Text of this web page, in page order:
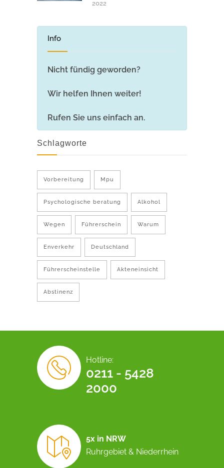
2022
Info
Nicht fündig geworden?
Wir helfen Ihnen weiter!
Rufen Sie uns einfach an.
Schlagworte
Vorbereitung Mpu
Psychologische beratung Alkohol
Wegen Führerschein Warum
Enverkehr Deutschland
Führerscheinstelle Akteneinsicht
Abstinenz
Hotline:
0211 - 5428
2000
5x in NRW
Ruhrgebiet & Niederrhein